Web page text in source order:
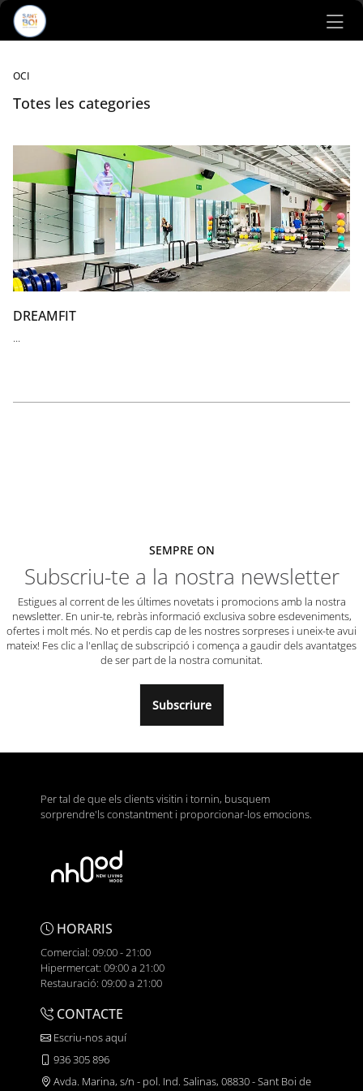
Ir al contenido principal
OCI
Totes les categories
Listado de locales
DREAMFIT
...
SEMPRE ON
Subscriu-te a la nostra newsletter
Estigues al corrent de les últimes novetats i promocions amb la nostra
newsletter. En unir-te, rebràs informació exclusiva sobre esdeveniments,
ofertes i molt més. No et perdis cap de les nostres sorpreses i uneix-te avui
mateix! Fes clic a l'enllaç de subscripció i comença a gaudir dels avantatges
de ser part de la nostra comunitat.
Subscriure
Per tal de que els clients visitin i tornin, busquem
sorprendre'ls constantment i proporcionar-los emocions.
HORARIS
Comercial: 09:00 - 21:00
Hipermercat: 09:00 a 21:00
Restauració: 09:00 a 21:00
CONTACTE
Escriu-nos aquí
936 305 896
Avda. Marina, s/n - pol. Ind. Salinas, 08830 - Sant Boi de